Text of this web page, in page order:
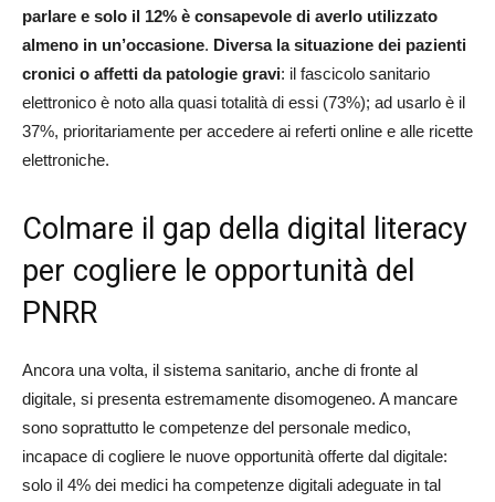
parlare e solo il 12% è consapevole di averlo utilizzato
almeno in un’occasione. Diversa la situazione dei pazienti
cronici o affetti da patologie gravi: il fascicolo sanitario
elettronico è noto alla quasi totalità di essi (73%); ad usarlo è il
37%, prioritariamente per accedere ai referti online e alle ricette
elettroniche.
Colmare il gap della digital literacy
per cogliere le opportunità del
PNRR
Ancora una volta, il sistema sanitario, anche di fronte al
digitale, si presenta estremamente disomogeneo. A mancare
sono soprattutto le competenze del personale medico,
incapace di cogliere le nuove opportunità offerte dal digitale:
solo il 4% dei medici ha competenze digitali adeguate in tal